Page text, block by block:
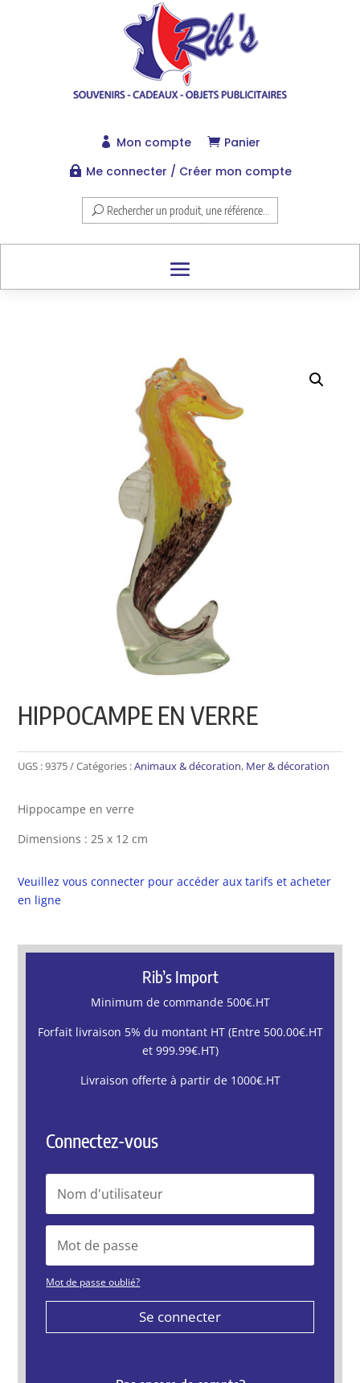
 Mon compte  Panier
 Me connecter / Créer mon compte
Rechercher un produit, une référence...
HIPPOCAMPE EN VERRE
UGS :9375 Catégories :Animaux & décoration, Mer & décoration
Hippocampe en verre
Dimensions : 25 x 12 cm
Veuillez vous connecter pour accéder aux tarifs et acheter
en ligne
Rib’s Import
Minimum de commande 500€.HT
Forfait livraison 5% du montant HT (Entre 500.00€.HT
et 999.99€.HT)
Livraison offerte à partir de 1000€.HT
Connectez-vous
Mot de passe oublié?
Se connecter